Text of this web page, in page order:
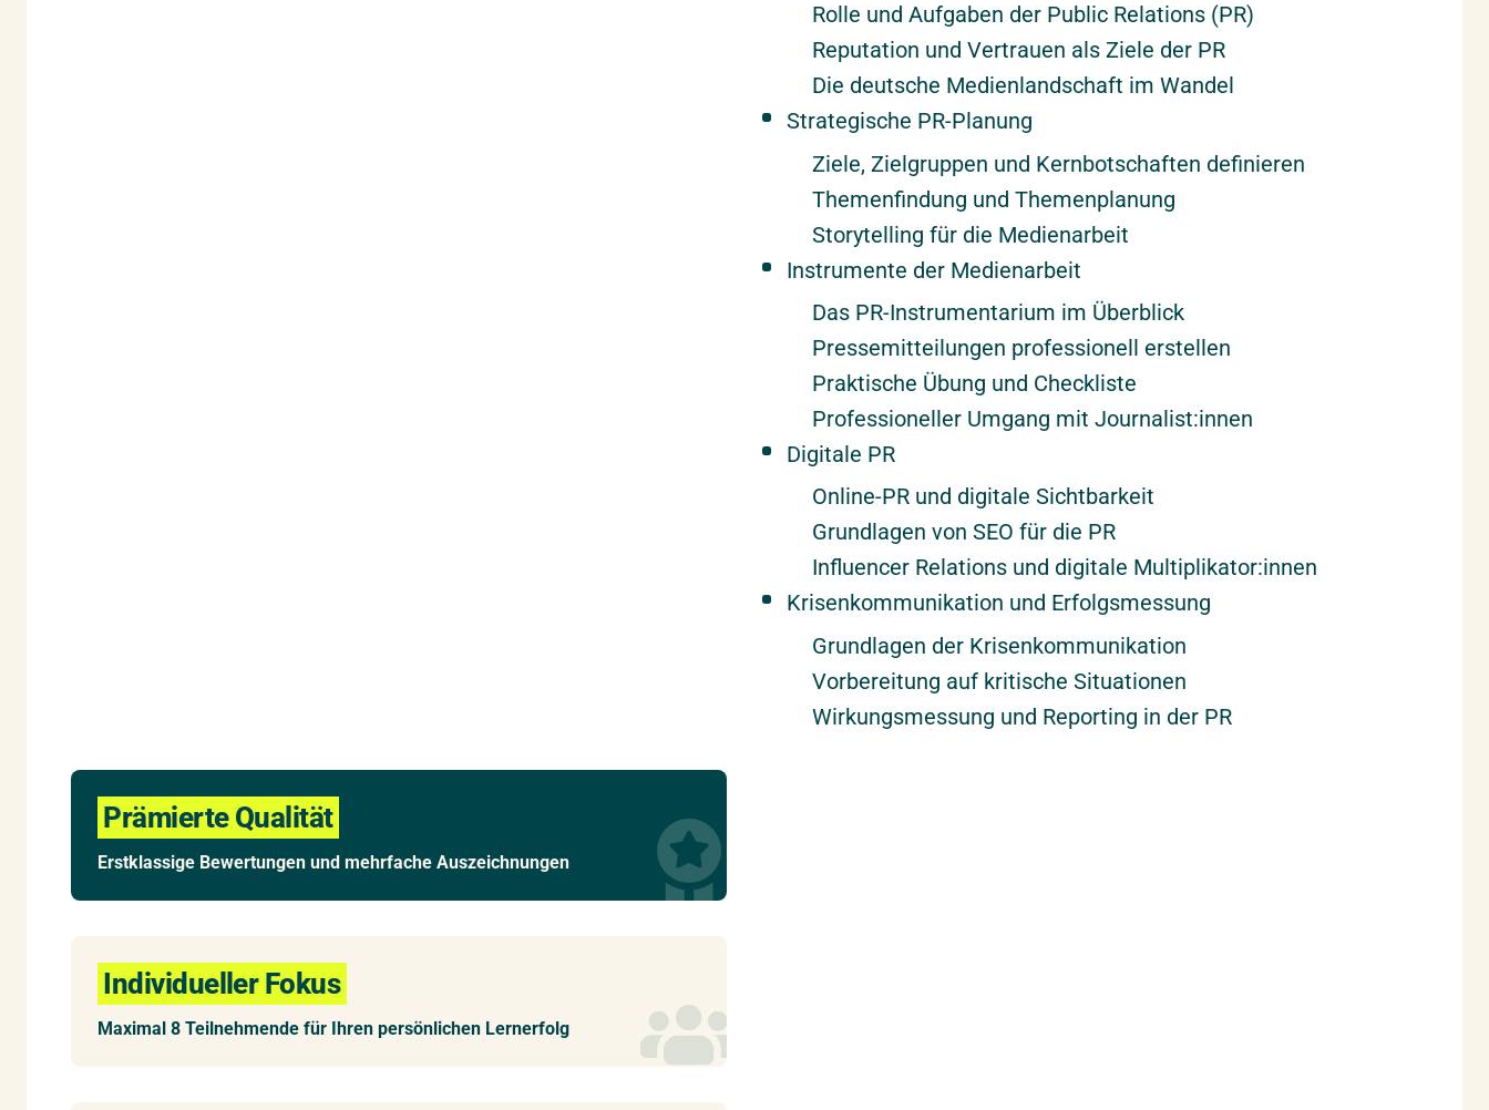
Rolle und Aufgaben der Public Relations (PR)
Reputation und Vertrauen als Ziele der PR
Die deutsche Medienlandschaft im Wandel
Strategische PR-Planung
Ziele, Zielgruppen und Kernbotschaften definieren
Themenfindung und Themenplanung
Storytelling für die Medienarbeit
Instrumente der Medienarbeit
Das PR-Instrumentarium im Überblick
Pressemitteilungen professionell erstellen
Praktische Übung und Checkliste
Professioneller Umgang mit Journalist:innen
Digitale PR
Online-PR und digitale Sichtbarkeit
Grundlagen von SEO für die PR
Influencer Relations und digitale Multiplikator:innen
Krisenkommunikation und Erfolgsmessung
Grundlagen der Krisenkommunikation
Vorbereitung auf kritische Situationen
Wirkungsmessung und Reporting in der PR
Prämierte Qualität
Erstklassige Bewertungen und mehrfache Auszeichnungen
Individueller Fokus
Maximal 8 Teilnehmende für Ihren persönlichen Lernerfolg